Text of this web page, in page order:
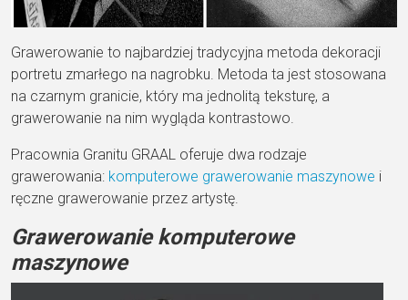
Grawerowanie to najbardziej tradycyjna metoda dekoracji
portretu zmarłego na nagrobku. Metoda ta jest stosowana
na czarnym granicie, który ma jednolitą teksturę, a
grawerowanie na nim wygląda kontrastowo.
Pracownia Granitu GRAAL oferuje dwa rodzaje
grawerowania: komputerowe grawerowanie maszynowe i
ręczne grawerowanie przez artystę.
Grawerowanie komputerowe
maszynowe